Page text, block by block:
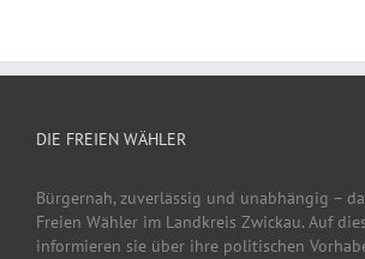
DIE FREIEN WÄHLER
Bürgernah, zuverlässig und unabhängig –
Freien Wähler im Landkreis Zwickau. Auf
informieren sie über ihre politischen